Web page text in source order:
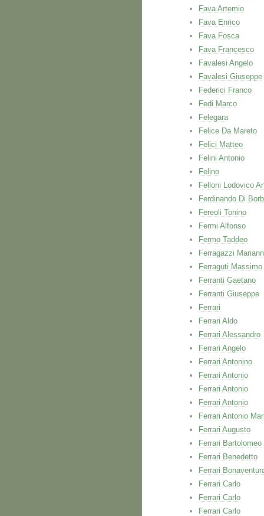
Fava Artemio
Fava Enrico
Fava Fosca
Fava Francesco
Favalesi Angelo
Favalesi Giuseppe
Federici Franco
Fedi Marco
Felegara
Felice Da Mareto
Felici Matteo
Felini Antonio
Felino
Felloni Lodovico
Ferdinando Di
Fereoli Tonino
Fermi Alfonso
Fermo Taddeo
Ferragazzi
Ferraguti Massimo
Ferranti Gaetano
Ferranti Giuseppe
Ferrari
Ferrari Aldo
Ferrari Alessandro
Ferrari Angelo
Ferrari Antonino
Ferrari Antonio
Ferrari Antonio
Ferrari Antonio
Ferrari Antonio
Ferrari Augusto
Ferrari Bartolomeo
Ferrari Benedetto
Ferrari
Ferrari Carlo
Ferrari Carlo
Ferrari Carlo